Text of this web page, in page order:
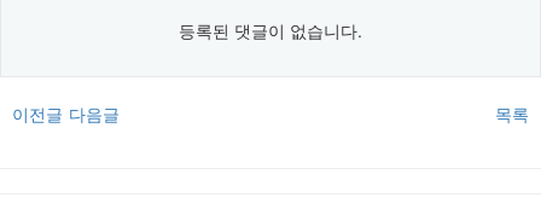
등록된 댓글이 없습니다.
이전글 다음글 목록